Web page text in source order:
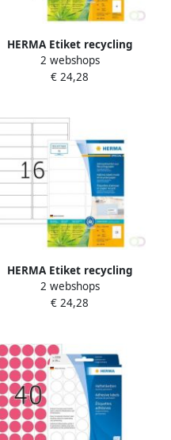
HERMA Etiket recycling
10734 105x148mm 320stuks
wit
2 webshops
€ 24,28
HERMA Etiket recycling
10730 99.1x33.8mm
1280stuks wit
2 webshops
€ 24,28